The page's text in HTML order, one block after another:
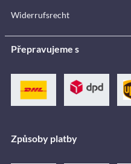
Widerrufsrecht
Přepravujeme s
Způsoby platby